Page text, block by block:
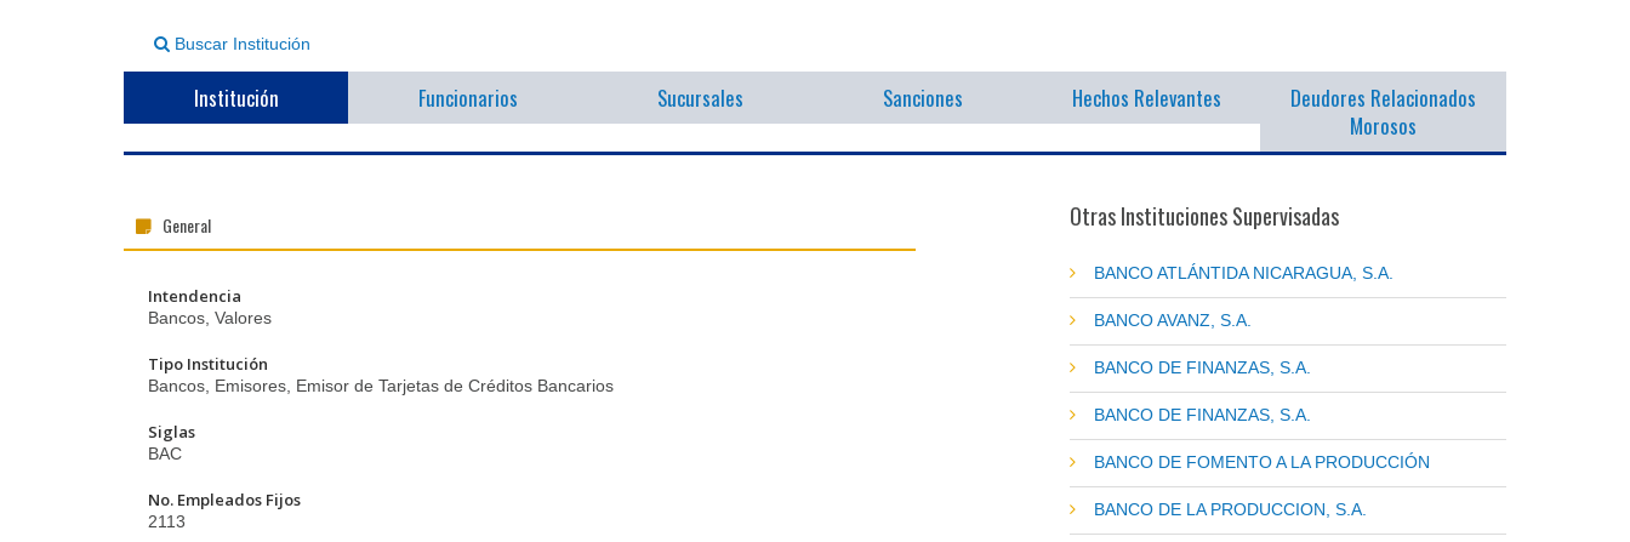
Buscar Institución
Institución Funcionarios Sucursales Sanciones Hechos Relevantes
Deudores Relacionados
Morosos
General
Intendencia
Bancos, Valores
Tipo Institución
Bancos, Emisores, Emisor de Tarjetas de Créditos Bancarios
Siglas
BAC
No. Empleados Fijos
2113
Otras Instituciones Supervisadas
BANCO ATLÁNTIDA NICARAGUA, S.A.
BANCO AVANZ, S.A.
BANCO DE FINANZAS, S.A.
BANCO DE FINANZAS, S.A.
BANCO DE FOMENTO A LA PRODUCCIÓN
BANCO DE LA PRODUCCION, S.A.